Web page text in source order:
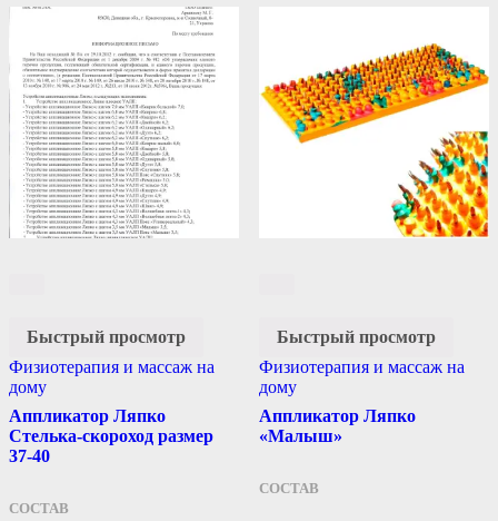
Быстрый просмотр
Физиотерапия и массаж на
дому
Аппликатор Ляпко
Стелька-скороход размер
37-40
СОСТАВ
Быстрый просмотр
Физиотерапия и массаж на
дому
Аппликатор Ляпко
«Малыш»
СОСТАВ